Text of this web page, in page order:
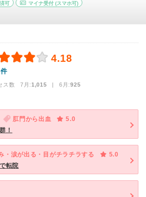
可 マイナ受付 (スマホ可)
4.18
ス数 7月:1,015 | 6月:925
肛門から出血
5.0
！
・涙が出る・目がチラチラする
5.0
転院